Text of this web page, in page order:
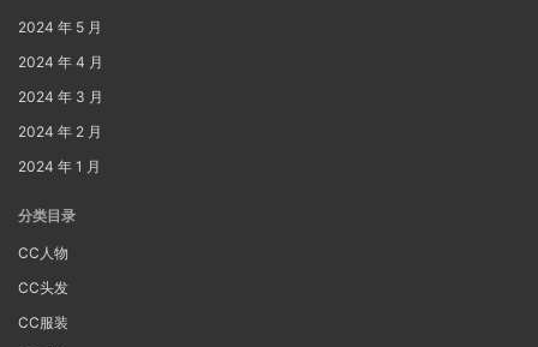
2024 年 5 月
2024 年 4 月
2024 年 3 月
2024 年 2 月
2024 年 1 月
分类目录
CC人物
CC头发
CC服装